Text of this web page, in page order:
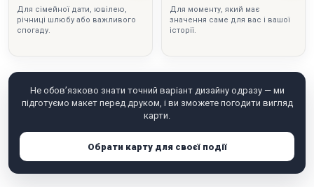
Для сімейної дати, ювілею,
річниці шлюбу або важливого
спогаду.
Для моменту, який має
значення саме для вас і вашої
історії.
Не обов’язково знати точний варіант дизайну одразу — ми
підготуємо макет перед друком, і ви зможете погодити вигляд
карти.
Обрати карту для своєї події